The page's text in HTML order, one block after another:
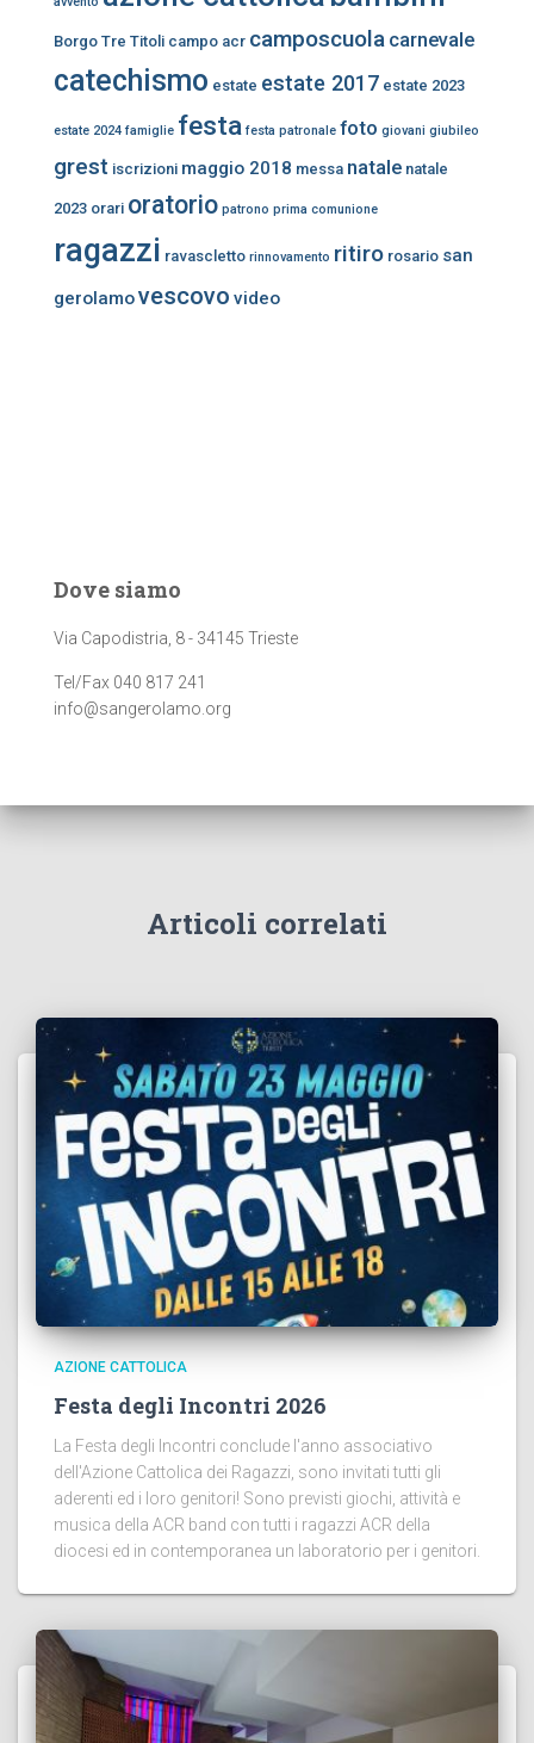
Borgo Tre Titoli campo acr camposcuola carnevale
catechismo estate estate 2017 estate 2023
estate 2024 famiglie festa festa patronale foto giovani giubileo
grest iscrizioni maggio 2018 messa natale natale
2023 orari oratorio patrono prima comunione
ragazzi ravascletto rinnovamento ritiro rosario san
gerolamovescovo video
Dove siamo
Via Capodistria, 8 - 34145 Trieste
Tel/Fax 040 817 241
info@sangerolamo.org
Articoli correlati
AZIONE CATTOLICA
Festa degli Incontri 2026
La Festa degli Incontri conclude l'anno associativo
dell'Azione Cattolica dei Ragazzi, sono invitati tutti gli
aderenti ed i loro genitori! Sono previsti giochi, attività e
musica della ACR band con tutti i ragazzi ACR della
diocesi ed in contemporanea un laboratorio per i genitori.